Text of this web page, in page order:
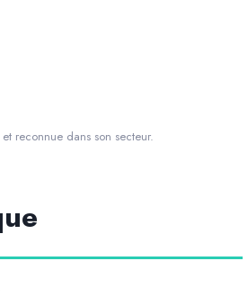
reconnue dans son secteur.